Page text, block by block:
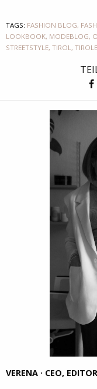
TAGS: FASHION BLOG,
LOOKBOOK, MODEBLOG,
STREETSTYLE, TIROL,
VERENA · CEO, EDITOR